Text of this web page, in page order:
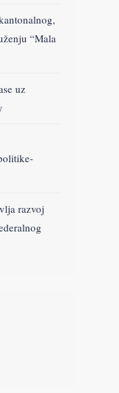
“Mala
uz
razvoj